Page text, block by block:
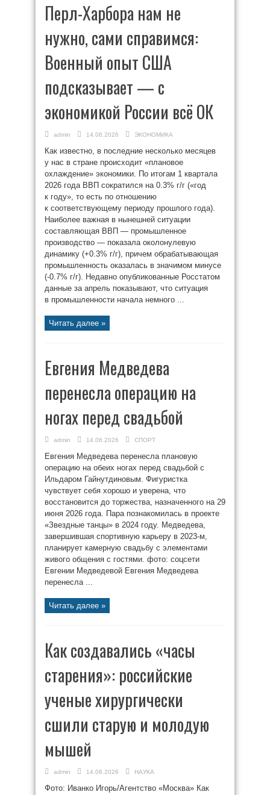
Перл-Харбора нам не
нужно, сами справимся:
Военный опыт США
подсказывает — с
экономикой России всё ОК
admin 14.06.2026 ЭКОНОМИКА
Как известно, в последние несколько месяцев
у нас в стране происходит «плановое
охлаждение» экономики. По итогам 1 квартала
2026 года ВВП сократился на 0.3% г/г («год
к году», то есть по отношению
к соответствующему периоду прошлого года).
Наиболее важная в нынешней ситуации
составляющая ВВП — промышленное
производство — показала околонулевую
динамику (+0.3% г/г), причем обрабатывающая
промышленность оказалась в значимом минусе
(-0.7% г/г). Недавно опубликованные Росстатом
данные за апрель показывают, что ситуация
в промышленности начала немного ...
Читать далее »
Евгения Медведева
перенесла операцию на
ногах перед свадьбой
admin 14.06.2026 СПОРТ
Евгения Медведева перенесла плановую
операцию на обеих ногах перед свадьбой с
Ильдаром Гайнутдиновым. Фигуристка
чувствует себя хорошо и уверена, что
восстановится до торжества, назначенного на 29
июня 2026 года. Пара познакомилась в проекте
«Звездные танцы» в 2024 году. Медведева,
завершившая спортивную карьеру в 2023-м,
планирует камерную свадьбу с элементами
живого общения с гостями. фото: соцсети
Евгении Медведевой Евгения Медведева
перенесла ...
Читать далее »
Как создавались «часы
старения»: российские
ученые хирургически
сшили старую и молодую
мышей
admin 14.06.2026 НАУКА
Фото: Иванко Игорь/Агентство «Москва» Как